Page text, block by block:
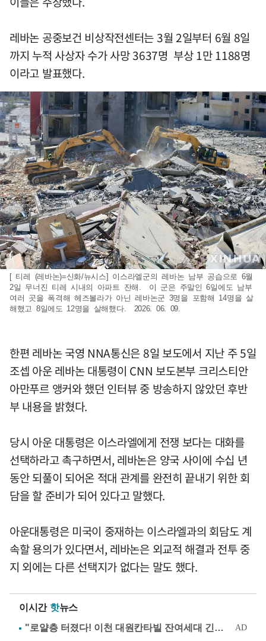
레바논 공중보건 비상작전센터는 3월 2일부터 6월 8일
까지 누적 사상자 수가 사망 3637명 부상 1만 1188명
이라고 발표했다.
[ 티레 (레바논)=신화/뉴시스] 이스라엘군의 레바논 남부 공습으로 6월
2일 무너진 티레 시내의 아파트 잔해. 이 군은 주말인 6일에도 남부
여러 곳을 폭격해 헤즈볼라가 아닌 레바논군 3명을 포함해 14명을 살
해했고 8일에도 12명을 살해했다. 2026. 06. 09.
한편 레바논 국영 NNA통신은 8일 보도에서 지난 주 5일
조셉 아운 레바논 대통령이 CNN 보도본부 크리스티안
아만푸르 앵커와 했던 인터뷰 중 방송하지 않았던 후반
부 내용을 밝혔다.
당시 아운 대통령은 이스라엘에게 전쟁 보다는 대화를
선택하라고 촉구하면서, 레바논은 양국 사이에 수십 년
동안 되풀이 되어온 적대 관계를 완전히 끝내기 위한 회
담을 할 준비가 되어 있다고 말했다.
아운대통령은 미국이 중재하는 이스라엘과의 회담도 계
속할 용의가 있다면서, 레바논은 외교적 해결과 전투 중
지 외에는 다른 선택지가 없다는 말도 했다.
이시간 핫뉴스